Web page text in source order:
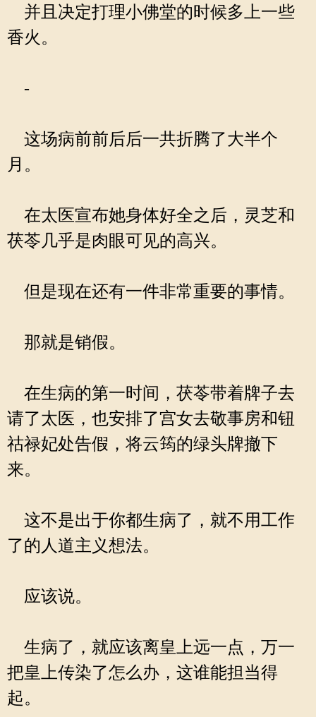
并且决定打理小佛堂的时候多上一些
香火。
-
这场病前前后后一共折腾了大半个
月。
在太医宣布她身体好全之后，灵芝和
茯苓几乎是肉眼可见的高兴。
但是现在还有一件非常重要的事情。
那就是销假。
在生病的第一时间，茯苓带着牌子去
请了太医，也安排了宫女去敬事房和钮
祜禄妃处告假，将云筠的绿头牌撤下
来。
这不是出于你都生病了，就不用工作
了的人道主义想法。
应该说。
生病了，就应该离皇上远一点，万一
把皇上传染了怎么办，这谁能担当得
起。